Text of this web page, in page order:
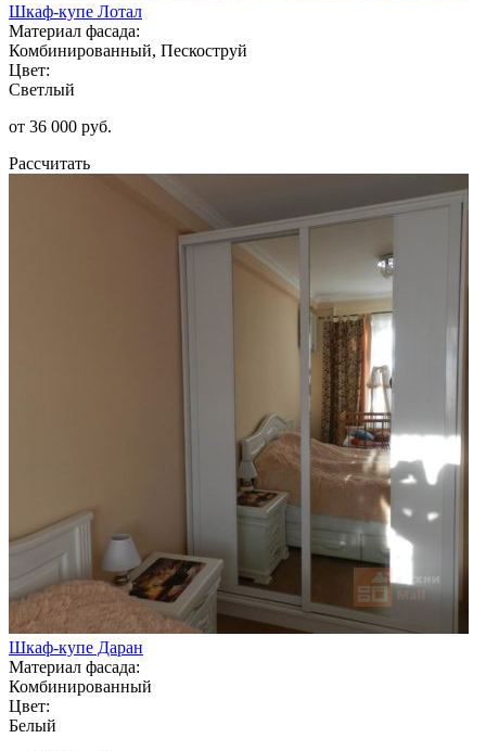
Шкаф-купе Лотал
Материал фасада:
Комбинированный, Пескоструй
Цвет:
Светлый
от 36 000 руб.
Рассчитать
Шкаф-купе Даран
Материал фасада:
Комбинированный
Цвет:
Белый